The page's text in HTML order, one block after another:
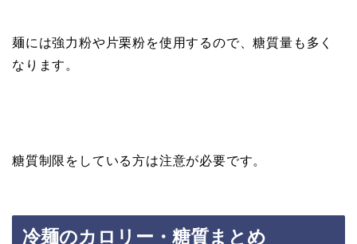
麺には強力粉や片栗粉を使用するので、糖質量も多く
なります。
糖質制限をしている方は注意が必要です。
冷麺のカロリー・糖質まとめ